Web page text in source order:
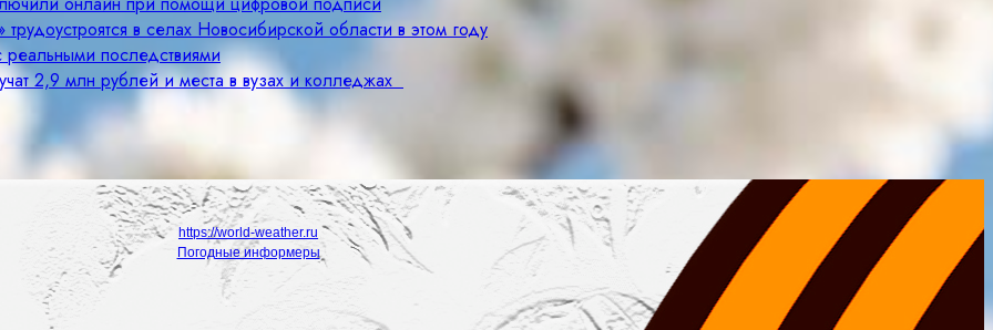
в селах Новосибирской области в этом году
последствиями
2,9 млн рублей и места в вузах и колледжах
https://world-weather.ru
Погодные информеры